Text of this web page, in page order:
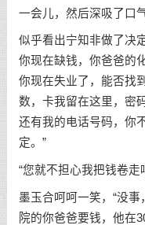
一会儿，然后深吸了口
似乎看出宁知非做了决
你现在缺钱，你爸爸的
你现在失业了，能否找
数，卡我留在这里，密
还有我的电话号码，你
定。”
“您就不担心我把钱卷走
墨玉合呵呵一笑，“没
院的你爸爸要钱，他在